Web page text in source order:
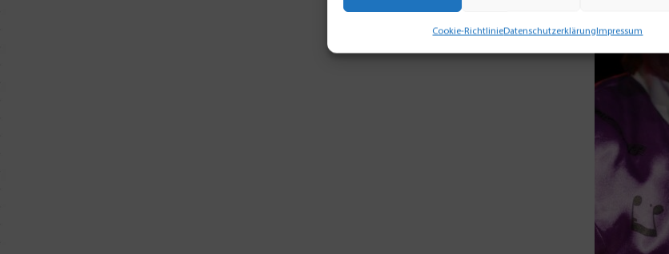
Cookie-RichtlinieDatenschutzerklärungImpressum